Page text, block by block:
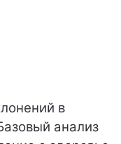
в
анализ